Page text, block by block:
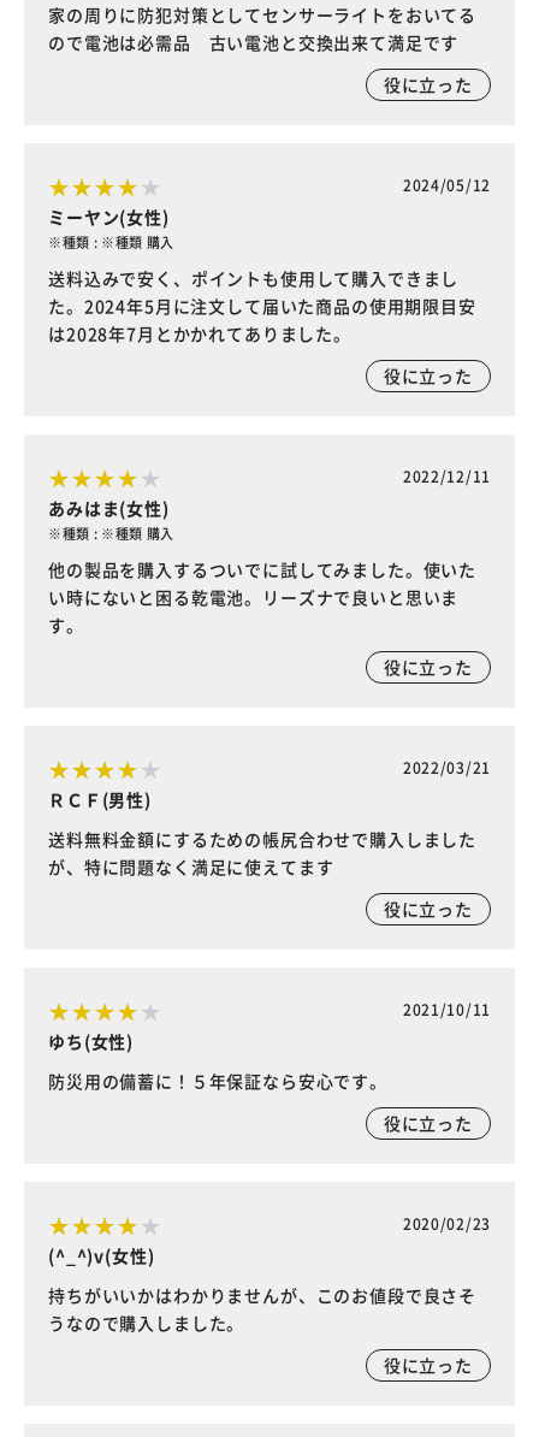
家の周りに防犯対策としてセンサーライトをおいてる
ので電池は必需品 古い電池と交換出来て満足です
役に立った
2024/05/12
ミーヤン(女性)
※種類 : ※種類 購入
送料込みで安く、ポイントも使用して購入できまし
た。2024年5月に注文して届いた商品の使用期限目安
は2028年7月とかかれてありました。
役に立った
2022/12/11
あみはま(女性)
※種類 : ※種類 購入
他の製品を購入するついでに試してみました。使いた
い時にないと困る乾電池。リーズナで良いと思いま
す。
役に立った
2022/03/21
ＲＣＦ(男性)
送料無料金額にするための帳尻合わせで購入しました
が、特に問題なく満足に使えてます
役に立った
2021/10/11
ゆち(女性)
防災用の備蓄に！５年保証なら安心です。
役に立った
2020/02/23
(^_^)v(女性)
持ちがいいかはわかりませんが、このお値段で良さそ
うなので購入しました。
役に立った